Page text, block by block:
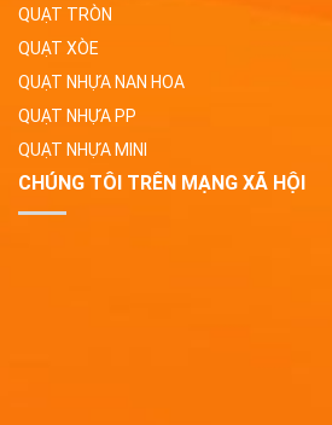
QUẠT TRÒN
QUẠT XÒE
QUẠT NHỰA NAN HOA
QUẠT NHỰA PP
QUẠT NHỰA MINI
CHÚNG TÔI TRÊN MẠNG XÃ HỘI